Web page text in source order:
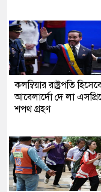
কলম্বিয়ার রাষ্ট্রপতি
আবেলার্দো দে লা
শপথ গ্রহণ